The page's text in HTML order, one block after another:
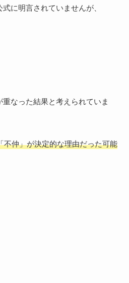
に明言されていませんが、
なった結果と考えられていま
不仲」が決定的な理由だった可能